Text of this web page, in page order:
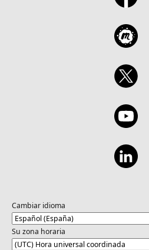
Cambiar idioma
Su zona horaria